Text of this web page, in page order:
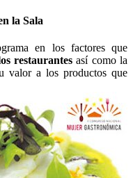
la Sala
en los factores que
restaurantes así como la
valor a los productos que